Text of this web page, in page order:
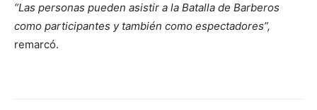
“Las personas pueden asistir a la Batalla de Barberos
como participantes y también como espectadores”,
remarcó.